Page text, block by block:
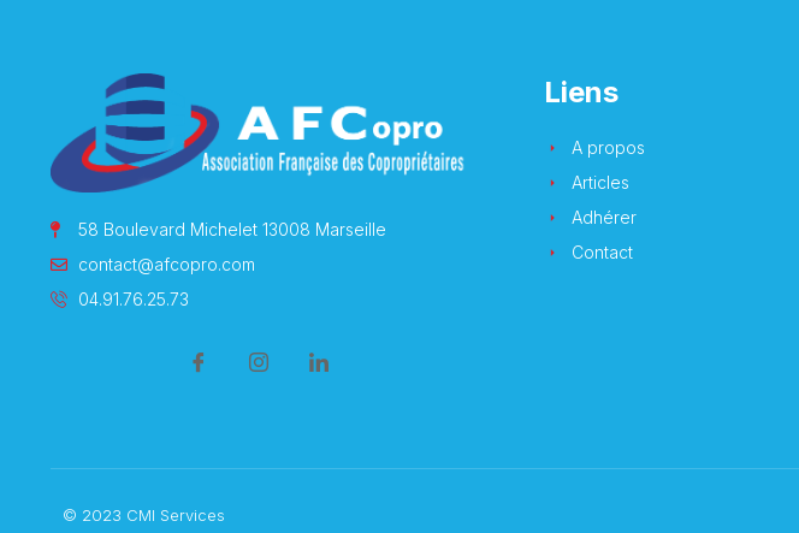
58 Boulevard Michelet 13008 Marseille
contact@afcopro.com
04.91.76.25.73
Liens
A propos
Articles
Adhérer
Contact
© 2023 CMI Services